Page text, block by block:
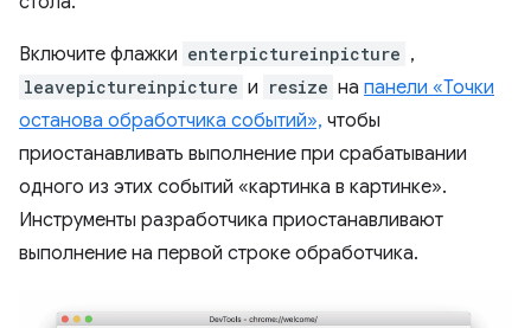
Включите флажки enterpictureinpicture ,
leavepictureinpicture и resize на панели «Точки
останова обработчика событий», чтобы
приостанавливать выполнение при срабатывании
одного из этих событий «картинка в картинке».
Инструменты разработчика приостанавливают
выполнение на первой строке обработчика.